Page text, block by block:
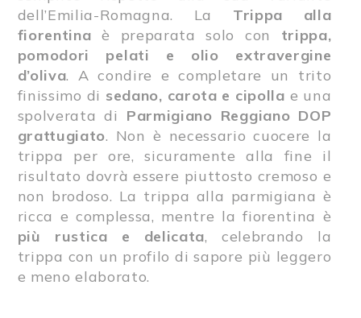
dell’Emilia-Romagna. La Trippa alla
fiorentina è preparata solo con trippa,
pomodori pelati e olio extravergine
d’oliva. A condire e completare un trito
finissimo di sedano, carota e cipolla e una
spolverata di Parmigiano Reggiano DOP
grattugiato. Non è necessario cuocere la
trippa per ore, sicuramente alla fine il
risultato dovrà essere piuttosto cremoso e
non brodoso. La trippa alla parmigiana è
ricca e complessa, mentre la fiorentina è
più rustica e delicata, celebrando la
trippa con un profilo di sapore più leggero
e meno elaborato.